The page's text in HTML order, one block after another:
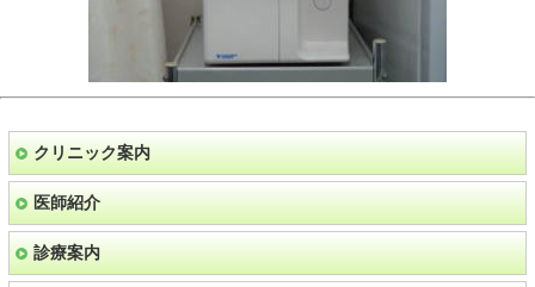
クリニック案内
医師紹介
診療案内